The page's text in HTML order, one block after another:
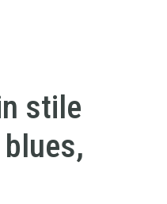
stile